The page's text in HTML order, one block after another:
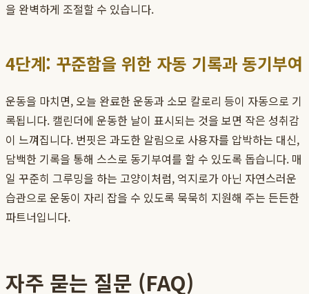
을 완벽하게 조절할 수 있습니다.
4단계: 꾸준함을 위한 자동 기록과 동기부여
운동을 마치면, 오늘 완료한 운동과 소모 칼로리 등이 자동으로 기
록됩니다. 캘린더에 운동한 날이 표시되는 것을 보면 작은 성취감
이 느껴집니다. 번핏은 과도한 알림으로 사용자를 압박하는 대신,
담백한 기록을 통해 스스로 동기부여를 할 수 있도록 돕습니다. 매
일 꾸준히 그루밍을 하는 고양이처럼, 억지로가 아닌 자연스러운
습관으로 운동이 자리 잡을 수 있도록 묵묵히 지원해 주는 든든한
파트너입니다.
자주 묻는 질문 (FAQ)